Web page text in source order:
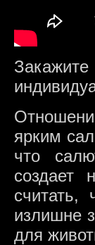
ярким
что
создает
излишне
для